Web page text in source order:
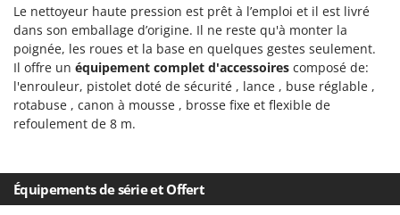
Ninja
Novatec
Novital
NuAir
NuovaFac
Officine Savioli
Oliviero
Le nettoyeur haute pression est prêt à l’emploi et il est livré
dans son emballage d’origine. Il ne reste qu'à monter la
poignée, les roues et la base en quelques gestes seulement.
Il offre un équipement complet d'accessoires composé de:
l'enrouleur, pistolet doté de sécurité , lance , buse réglable ,
rotabuse , canon à mousse , brosse fixe et flexible de
refoulement de 8 m.
Équipements de série et Offert